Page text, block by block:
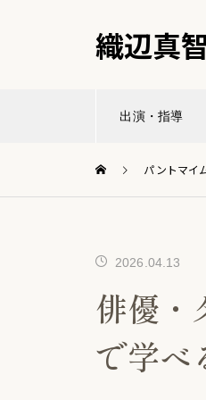
織辺真
出演・指導
パントマイ
2026.04.13
俳優・
で学べ